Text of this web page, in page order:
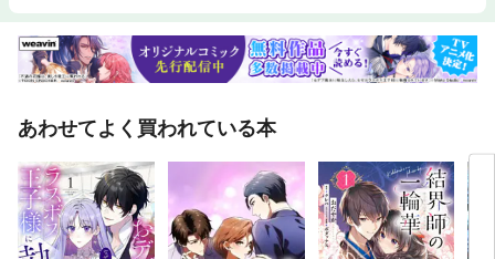
あわせてよく買われている本